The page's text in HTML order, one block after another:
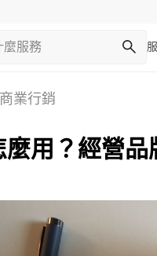
商業行銷
麼用？經營